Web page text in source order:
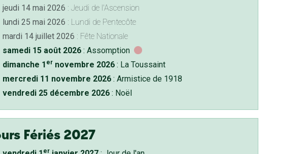
jeudi 14 mai 2026 : Jeudi de l'Ascension
lundi 25 mai 2026 : Lundi de Pentecôte
mardi 14 juillet 2026 : Fête Nationale
samedi 15 août 2026: Assomption
dimanche 1 ernovembre 2026: La Toussaint
mercredi 11 novembre 2026: Armistice de 1918
vendredi 25 décembre 2026: Noël
Fériés 2027
er